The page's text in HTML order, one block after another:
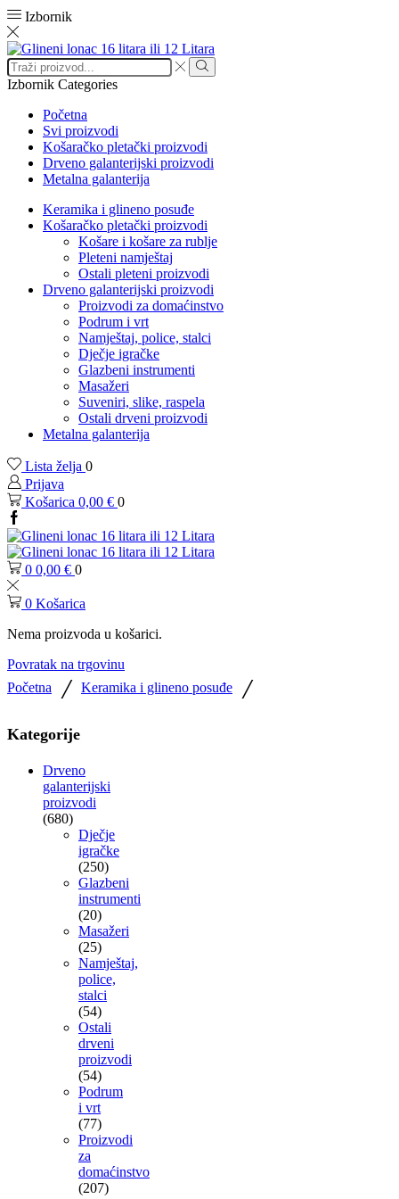
Izbornik
Search
input
Search
Izbornik Categories
Početna
Svi proizvodi
Košaračko pletački proizvodi
Drveno galanterijski proizvodi
Metalna galanterija
Keramika i glineno posuđe
Košaračko pletački proizvodi
Košare i košare za rublje
Pleteni namještaj
Ostali pleteni proizvodi
Drveno galanterijski proizvodi
Proizvodi za domaćinstvo
Podrum i vrt
Namještaj, police, stalci
Dječje igračke
Glazbeni instrumenti
Masažeri
Suveniri, slike, raspela
Ostali drveni proizvodi
Metalna galanterija
Lista želja 0
Prijava
Košarica 0,00 € 0
Facebook
0 0,00 € 0
0 Košarica
Nema proizvoda u košarici.
Povratak na trgovinu
Početna / Keramika i glineno posuđe /
Kategorije
Drveno
galanterijski
proizvodi
(680)
Dječje
igračke
(250)
Glazbeni
instrumenti
(20)
Masažeri
(25)
Namještaj,
police,
stalci
(54)
Ostali
drveni
proizvodi
(54)
Podrum
i vrt
(77)
Proizvodi
za
domaćinstvo
(207)